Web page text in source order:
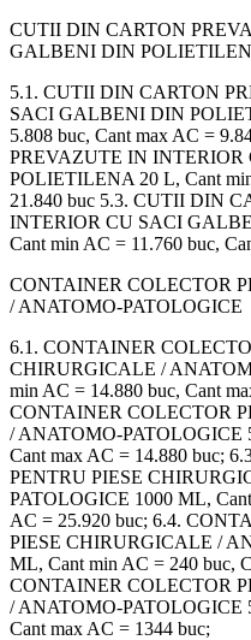
CUTII DIN CARTON
GALBENI DIN
5.1. CUTII DIN CARTON
SACI GALBENI DIN
5.808 buc, Cant max AC =
PREVAZUTE IN
POLIETILENA 20 L, Cant
21.840 buc 5.3. CUTII DIN
INTERIOR CU SACI
Cant min AC = 11.760 buc,
CONTAINER COLECTOR
/ ANATOMO-PATOLOGICE
6.1. CONTAINER
CHIRURGICALE /
min AC = 14.880 buc, Cant
CONTAINER COLECTOR
/ ANATOMO-PATOLOGICE
Cant max AC = 14.880 buc;
PENTRU PIESE
PATOLOGICE 1000 ML,
AC = 25.920 buc; 6.4.
PIESE CHIRURGICALE /
ML, Cant min AC = 240 buc,
CONTAINER COLECTOR
/ ANATOMO-PATOLOGICE
Cant max AC = 1344 buc;